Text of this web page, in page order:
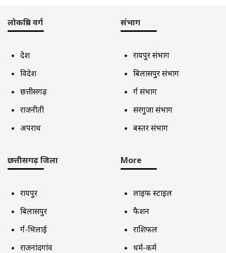
लोकप्रिय वर्ग
देश
विदेश
छत्तीसगढ़
राजनीती
अपराध
संभाग
रायपुर संभाग
बिलासपुर संभाग
दुर्ग संभाग
सरगुजा संभाग
बस्तर संभाग
छत्तीसगढ़ जिला
रायपुर
बिलासपुर
दुर्ग-भिलाई
राजनांदगांव
More
लाइफ स्टाइल
फैशन
राशिफल
धर्म-कर्म